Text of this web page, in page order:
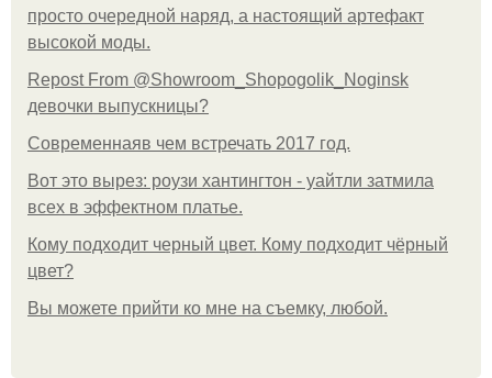
просто очередной наряд, а настоящий артефакт
высокой моды.
Repost From @Showroom_Shopogolik_Noginsk
девочки выпускницы?
Современнаяв чем встречать 2017 год.
Вот это вырез: роузи хантингтон - уайтли затмила
всех в эффектном платьe.
Кому подходит черный цвет. Кому подходит чёрный
цвет?
Вы можете прийти ко мне на съемку, любой.